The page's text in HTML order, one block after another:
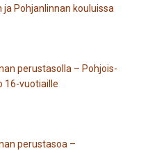
Pohjanlinnan kouluissa
– Pohjois-
16-vuotiaille
perustasoa –